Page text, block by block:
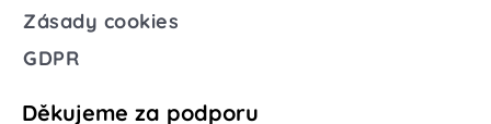
Zásady cookies
GDPR
Děkujeme za podporu